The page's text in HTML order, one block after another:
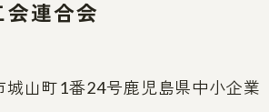
連合会
城山町1番24号鹿児島県中小企業